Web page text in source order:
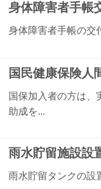
身体障害者手帳
身体障害者手帳の交
国民健康保険人
国保加入者の方は、
助成を...
雨水貯留施設設
雨水貯留タンクの設